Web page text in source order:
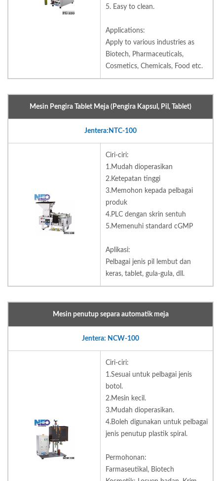
5. Easy to clean.
Applications:
Apply to various industries as
Biotech, Pharmaceuticals,
Cosmetics, Chemicals, Food etc.
Mesin Pengira Tablet Meja (Pengira Kapsul, Pil, Tablet)
Jentera:NTC-100
Ciri-ciri:
1.Mudah dioperasikan
2.Ketepatan tinggi
3.Memohon kepada pelbagai
produk
4.PLC dengan skrin sentuh
5.Memenuhi standard cGMP
Aplikasi:
Pelbagai jenis pil lembut dan
keras, tablet, gula-gula, dll.
Mesin penutup separa automatik meja
Jentera: NCW-100
Ciri-ciri:
1.Sesuai untuk pelbagai jenis
botol.
2.Mesin kecil.
3.Mudah dioperasikan.
4.Boleh digunakan untuk pelbagai
jenis penutup plastik spiral.
Permohonan:
Farmaseutikal, Biotech